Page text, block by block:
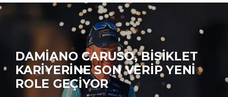
DAMIANO CARUSO, BISIKLET
KARIYERINE SON VERIP YENI
ROLE GEÇIYOR